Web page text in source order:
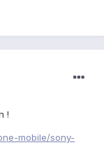
!
mobile/sony-